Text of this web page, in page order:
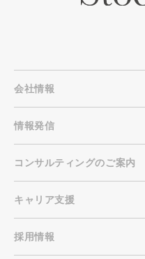
会社情報
情報発信
コンサルティングのご案内
キャリア支援
採用情報